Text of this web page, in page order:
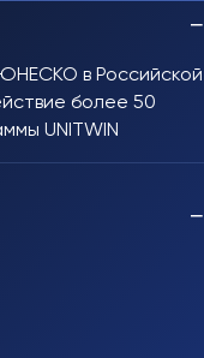
−
в Российской
более 50
UNITWIN
−